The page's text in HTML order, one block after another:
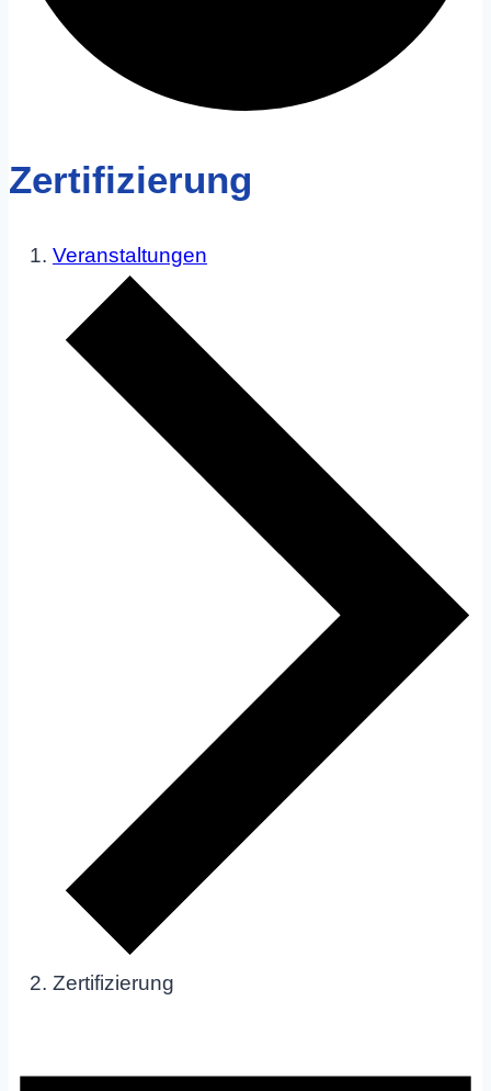
Zertifizierung
Veranstaltungen
Zertifizierung